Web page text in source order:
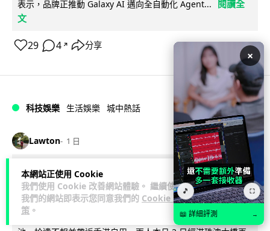
本網站正使用 Cookie
我們使用 Cookie 改善網站體驗。 繼續使用
我們的網站即表示您同意我們的 Cookie 政
策 。
表示，品牌正推動 Galaxy AI 邁向全自動化 Agent...
閱讀全
文
29 4 ↗ 分享
科技娛樂 生活娛樂 城中熱話
Lawton 1 日
港夫婦澳門的士拾相機 據為己有被的士
Cam 睇到 2 個月後再入境被捕
一對香港夫婦今年 5 月遊澳門乘的士拾獲他人遺留相機及電
×
🎵 ⛶
📖 詳細評測 →